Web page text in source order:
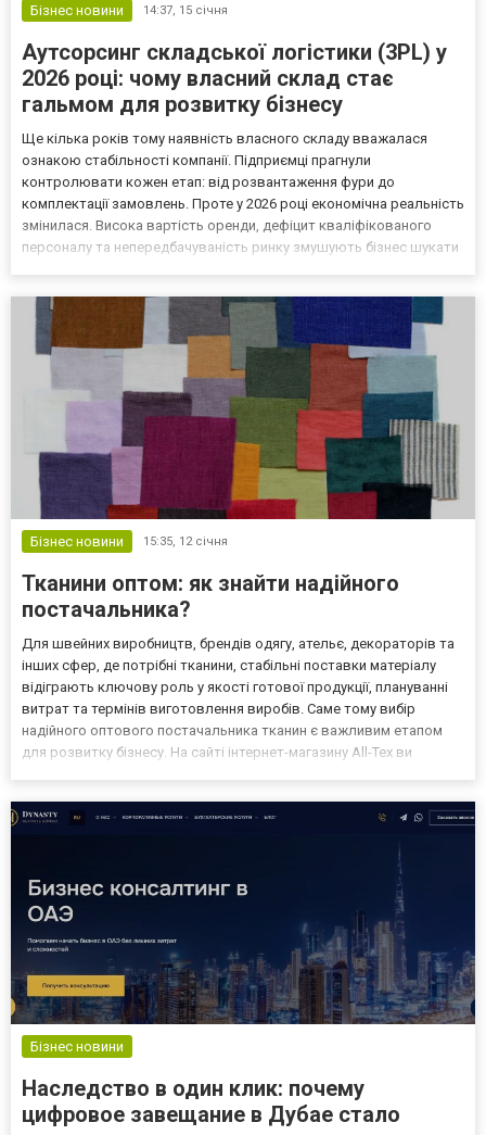
Бізнес новини 14:37, 15 січня
Аутсорсинг складської логістики (3PL) у
2026 році: чому власний склад стає
гальмом для розвитку бізнесу
Ще кілька років тому наявність власного складу вважалася
ознакою стабільності компанії. Підприємці прагнули
контролювати кожен етап: від розвантаження фури до
комплектації замовлень. Проте у 2026 році економічна реальність
змінилася. Висока вартість оренди, дефіцит кваліфікованого
персоналу та непередбачуваність ринку змушують бізнес шукати
Бізнес новини 15:35, 12 січня
Тканини оптом: як знайти надійного
постачальника?
Для швейних виробництв, брендів одягу, ательє, декораторів та
інших сфер, де потрібні тканини, стабільні поставки матеріалу
відіграють ключову роль у якості готової продукції, плануванні
витрат та термінів виготовлення виробів. Саме тому вибір
надійного оптового постачальника тканин є важливим етапом
для розвитку бізнесу. На сайті інтернет-магазину All-Tex ви
Бізнес новини
Наследство в один клик: почему
цифровое завещание в Дубае стало